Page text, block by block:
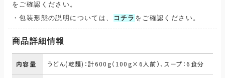
をご確認ください。
・包装形態の説明については、
コチラ をご確認ください。
商品詳細情報
内容量 うどん(乾麺)：計600g（100g×6人前）、スープ：6食分